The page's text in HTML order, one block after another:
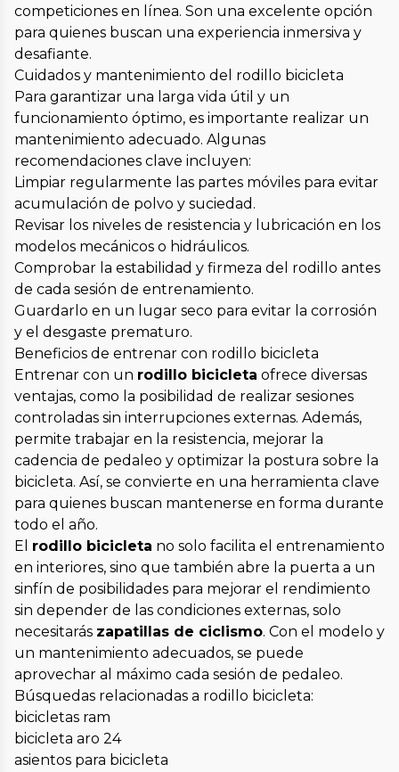
competiciones en línea. Son una excelente opción
para quienes buscan una experiencia inmersiva y
desafiante.
Cuidados y mantenimiento del rodillo bicicleta
Para garantizar una larga vida útil y un
funcionamiento óptimo, es importante realizar un
mantenimiento adecuado. Algunas
recomendaciones clave incluyen:
Limpiar regularmente las partes móviles para evitar
acumulación de polvo y suciedad.
Revisar los niveles de resistencia y lubricación en los
modelos mecánicos o hidráulicos.
Comprobar la estabilidad y firmeza del rodillo antes
de cada sesión de entrenamiento.
Guardarlo en un lugar seco para evitar la corrosión
y el desgaste prematuro.
Beneficios de entrenar con rodillo bicicleta
Entrenar con un rodillo bicicleta ofrece diversas
ventajas, como la posibilidad de realizar sesiones
controladas sin interrupciones externas. Además,
permite trabajar en la resistencia, mejorar la
cadencia de pedaleo y optimizar la postura sobre la
bicicleta. Así, se convierte en una herramienta clave
para quienes buscan mantenerse en forma durante
todo el año.
El rodillo bicicleta no solo facilita el entrenamiento
en interiores, sino que también abre la puerta a un
sinfín de posibilidades para mejorar el rendimiento
sin depender de las condiciones externas, solo
necesitarás zapatillas de ciclismo. Con el modelo y
un mantenimiento adecuados, se puede
aprovechar al máximo cada sesión de pedaleo.
Búsquedas relacionadas a rodillo bicicleta:
bicicletas ram
bicicleta aro 24
asientos para bicicleta